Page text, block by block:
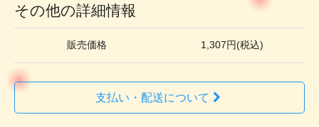
その他の詳細情報
販売価格 1,307円(税込)
支払い・配送について